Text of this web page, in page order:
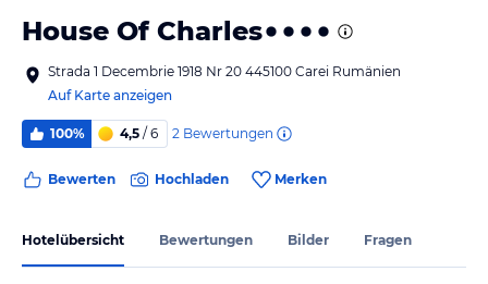
House Of Charles
Strada 1 Decembrie 1918 Nr 20 445100 Carei Rumänien
Auf Karte anzeigen
100% 4,5 / 6 2 Bewertungen
Bewerten Hochladen Merken
Hotelübersicht Bewertungen Bilder Fragen